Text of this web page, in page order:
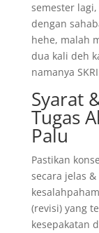
semester
dengan
hehe, malah
dua kali deh
namanya
Syarat
Tugas
Palu
Pastikan
secara jelas
(revisi) yang
kesepakatan